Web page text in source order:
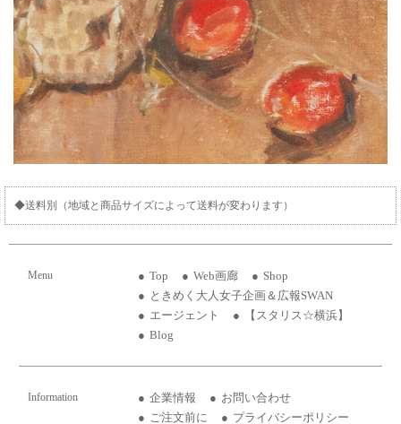
◆送料別（地域と商品サイズによって送料が変わります）
Menu Top Web画廊
Shop
ときめく大人女子企画＆広報SWAN
エージェント
【スタリス☆横浜】
Blog
Information 企業情報
お問い合わせ
ご注文前に
プライバシーポリシー